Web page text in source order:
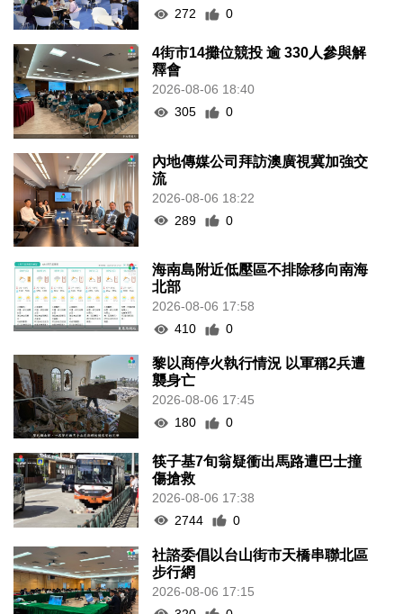
272
0
4街市14攤位競投 逾 330人參與解
釋會
2026-08-06 18:40
305
0
內地傳媒公司拜訪澳廣視冀加強交
流
2026-08-06 18:22
289
0
海南島附近低壓區不排除移向南海
北部
2026-08-06 17:58
410
0
黎以商停火執行情況 以軍稱2兵遭
襲身亡
2026-08-06 17:45
180
0
筷子基7旬翁疑衝出馬路遭巴士撞
傷搶救
2026-08-06 17:38
2744
0
社諮委倡以台山街市天橋串聯北區
步行網
2026-08-06 17:15